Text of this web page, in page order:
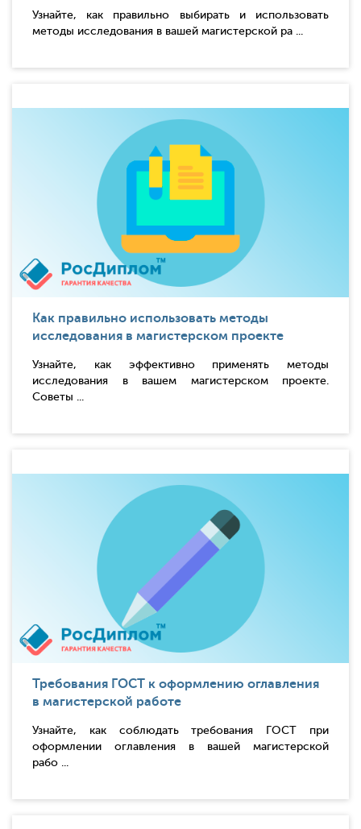
Узнайте, как правильно выбирать и использовать
методы исследования в вашей магистерской ра ...
Как правильно использовать методы
исследования в магистерском проекте
Узнайте, как эффективно применять методы
исследования в вашем магистерском проекте.
Советы ...
Требования ГОСТ к оформлению оглавления
в магистерской работе
Узнайте, как соблюдать требования ГОСТ при
оформлении оглавления в вашей магистерской
рабо ...